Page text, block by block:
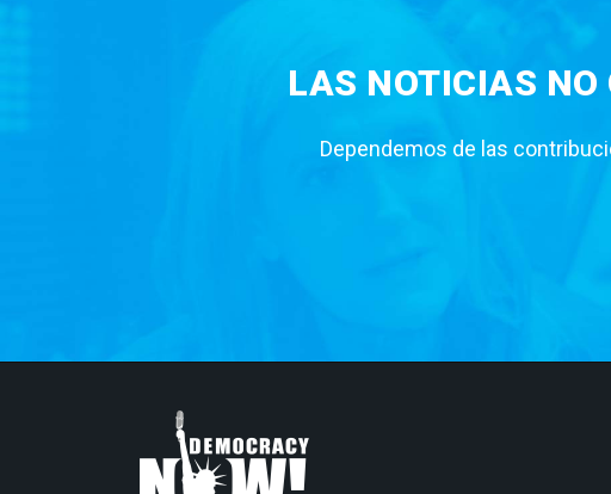
LAS NOTICIAS NO
Dependemos de las